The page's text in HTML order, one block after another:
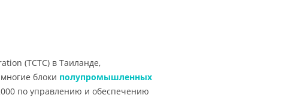
(TCTC) в Таиланде,
блоки полупромышленных
по управлению и обеспечению